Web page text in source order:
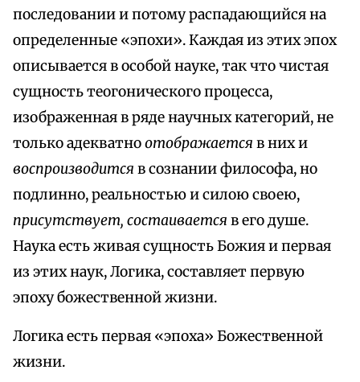
последовании и потому распадающийся на
определенные «эпохи». Каждая из этих эпох
описывается в особой науке, так что чистая
сущность теогонического процесса,
изображенная в ряде научных категорий, не
только адекватноотображается в них и
воспроизводится в сознании философа, но
подлинно, реальностью и силою своею,
присутствует, состаивается в его душе.
Наука есть живая сущность Божия и первая
из этих наук, Логика, составляет первую
эпоху божественной жизни.
Логика есть первая «эпоха» Божественной
жизни.